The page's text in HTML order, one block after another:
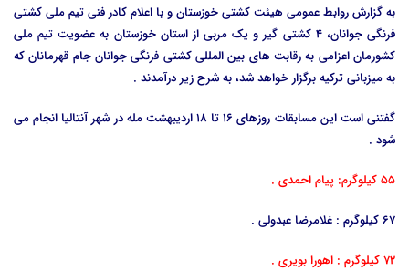
به گزارش روابط عمومی هیئت کشتی خوزستان و با اعلام کادر فنی تیم ملی کشتی
فرنگی جوانان، 4 کشتی گیر و یک مربی از استان خوزستان به عضویت تیم ملی
کشورمان اعزامی به رقابت های بین المللی کشتی فرنگی جوانان جام قهرمانان که
به میزبانی ترکیه برگزار خواهد شد، به شرح زیر درآمدند .
گفتنی است این مسابقات روزهای 16 تا 18 اردیبهشت مله در شهر آنتالیا انجام می
شود .
55 کیلوگرم: پیام احمدی .
67 کیلوگرم : غلامرضا عبدولی .
72 کیلوگرم : اهورا بویری .